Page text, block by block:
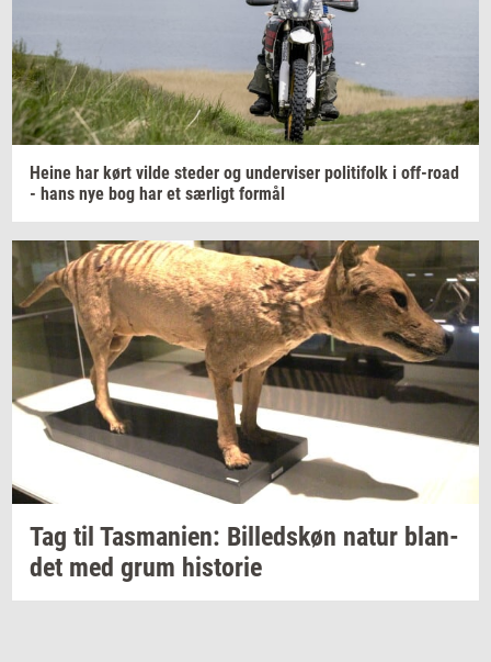
Heine har kørt vilde ste­der og un­der­vi­ser po­li­ti­folk i off-​road
- hans nye bog har et sær­ligt for­mål
Tag til Tas­ma­ni­en: Bil­leds­køn natur blan­
det med grum hi­sto­rie